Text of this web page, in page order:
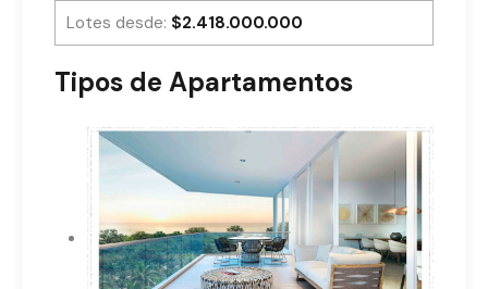
Lotes desde: $2.418.000.000
Tipos de Apartamentos